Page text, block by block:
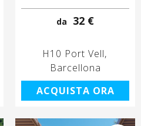
da 32 €
H10 Port Vell
Barcellona
ACQUISTA ORA